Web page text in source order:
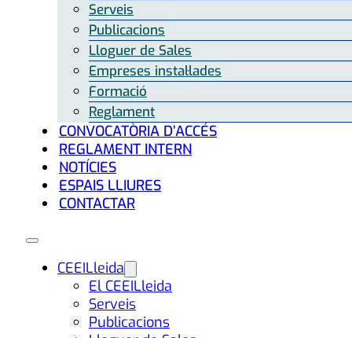
Serveis
Publicacions
Lloguer de Sales
Empreses instal·lades
Formació
Reglament
CONVOCATÒRIA D’ACCÉS
REGLAMENT INTERN
NOTÍCIES
ESPAIS LLIURES
CONTACTAR
CEEILleida
El CEEILleida
Serveis
Publicacions